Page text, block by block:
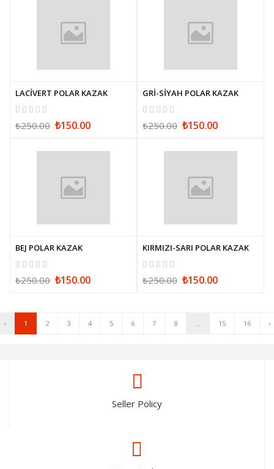
LACİVERT POLAR KAZAK
₺250.00 ₺150.00
GRİ-SİYAH POLAR KAZAK
₺250.00 ₺150.00
BEJ POLAR KAZAK
₺250.00 ₺150.00
KIRMIZI-SARI POLAR KAZAK
₺250.00 ₺150.00
‹ 1 2 3 4 5 6 7 8 ... 15 16 ›
Seller Policy